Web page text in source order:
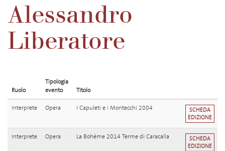
Alessandro
Liberatore
Ruolo
Tipologia
evento
Titolo
Interprete Opera I Capuleti e i Montecchi 2004
SCHEDA
EDIZIONE
Interprete Opera La Bohéme 2014 Terme di Caracalla
SCHEDA
EDIZIONE